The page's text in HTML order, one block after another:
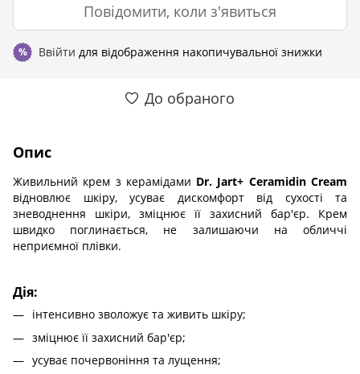
Повідомити, коли з'явиться
% Ввійти для відображення накопичувальної знижки
До обраного
Опис
Живильний крем з керамідами Dr. Jart+ Ceramidin Cream
відновлює шкіру, усуває дискомфорт від сухості та
зневоднення шкіри, зміцнює її захисний бар'єр. Крем
швидко поглинається, не залишаючи на обличчі
неприємної плівки.
Дія:
інтенсивно зволожує та живить шкіру;
зміцнює її захисний бар'єр;
усуває почервоніння та лущення;